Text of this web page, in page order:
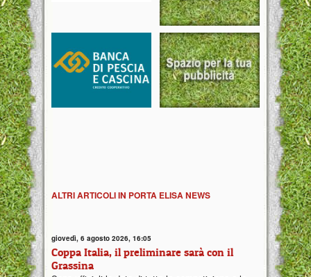
ALTRI ARTICOLI IN PORTA ELISA NEWS
giovedì, 6 agosto 2026, 16:05
Coppa Italia, il preliminare sarà con il
Grassina